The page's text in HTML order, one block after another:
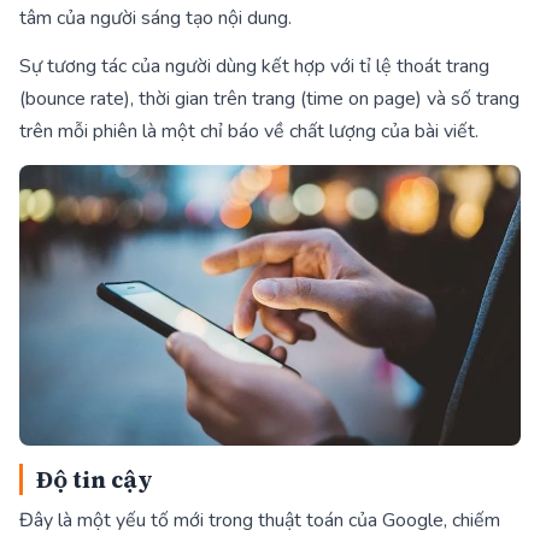
tâm của người sáng tạo nội dung.
Sự tương tác của người dùng kết hợp với tỉ lệ thoát trang
(bounce rate), thời gian trên trang (time on page) và số trang
trên mỗi phiên là một chỉ báo về chất lượng của bài viết.
Độ tin cậy
Đây là một yếu tố mới trong thuật toán của Google, chiếm